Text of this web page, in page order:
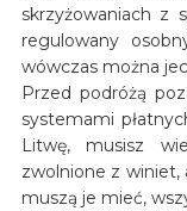
skrzyżowaniach z
regulowany
wówczas można
Przed podróżą
systemami
Litwę, musisz
zwolnione z winiet,
muszą je mieć,